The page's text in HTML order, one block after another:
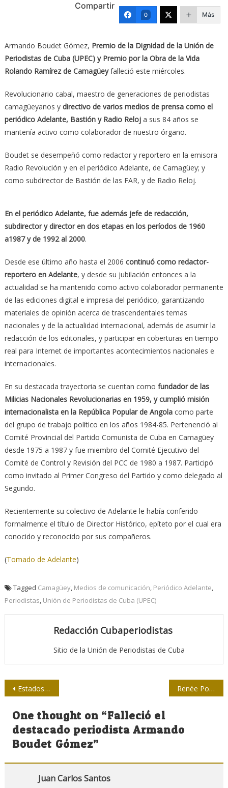
Compartir
0 Más
Armando Boudet Gómez, Premio de la Dignidad de la Unión de
Periodistas de Cuba (UPEC) y Premio por la Obra de la Vida
Rolando Ramírez de Camagüeyfalleció este miércoles.
Revolucionario cabal, maestro de generaciones de periodistas
camagüeyanos y directivo de varios medios de prensa como el
periódico Adelante, Bastión y Radio Reloja sus 84 años se
mantenía activo como colaborador de nuestro órgano.
Boudet se desempeñó como redactor y reportero en la emisora
Radio Revolución y en el periódico Adelante, de Camagüey; y
como subdirector de Bastión de las FAR, y de Radio Reloj.
En el periódico Adelante, fue además jefe de redacción,
subdirector y director en dos etapas en los períodos de 1960
a1987 y de 1992 al 2000.
Desde ese último año hasta el 2006 continuó como redactor-
reportero en Adelante, y desde su jubilación entonces a la
actualidad se ha mantenido como activo colaborador permanente
de las ediciones digital e impresa del periódico, garantizando
materiales de opinión acerca de trascendentales temas
nacionales y de la actualidad internacional, además de asumir la
redacción de los editoriales, y participar en coberturas en tiempo
real para Internet de importantes acontecimientos nacionales e
internacionales.
En su destacada trayectoria se cuentan como fundador de las
Milicias Nacionales Revolucionarias en 1959, y cumplió misión
internacionalista en la República Popular de Angolacomo parte
del grupo de trabajo político en los años 1984-85. Pertenenció al
Comité Provincial del Partido Comunista de Cuba en Camagüey
desde 1975 a 1987 y fue miembro del Comité Ejecutivo del
Comité de Control y Revisión del PCC de 1980 a 1987. Participó
como invitado al Primer Congreso del Partido y como delegado al
Segundo.
Recientemente su colectivo de Adelante le había conferido
formalmente el título de Director Histórico, epíteto por el cual era
conocido y reconocido por sus compañeros.
(Tomado de Adelante)
Tagged Camagüey, Medios de comunicación Periódico Adelante
Periodistas Unión de Periodistas de Cuba (UPEC)
Redacción Cubaperiodistas
Sitio de la Unión de Periodistas de Cuba
Navegación
de
entradas
Estados Unidos espió durante 70 años comunicaciones de decenas de países Renée Potts, periodista desde la cuna
One thought on “Falleció el
destacado periodista Armando
Boudet Gómez”
Juan Carlos Santos